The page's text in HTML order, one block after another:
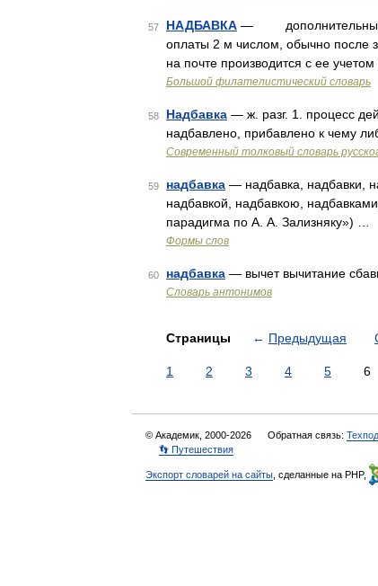
57 НАДБАВКА — дополнительный
оплаты 2 м числом, обычно после
на почте производится с ее
Большой филателистический словарь
58 Надбавка — ж. разг. 1. процесс
надбавлено, прибавлено к чему
Современный толковый словарь
59 надбавка — надбавка, надбавки,
надбавкой, надбавкою,
парадигма по А. А. Зализняку») …
Формы слов
60 надбавка — вычет вычитание
Словарь антонимов
Страницы ← Предыдущая
1 2 3 4 5 6
© Академик, 2000-2026 Обратная связь:
👣 Путешествия
Экспорт словарей на сайты , сделанные на PHP,